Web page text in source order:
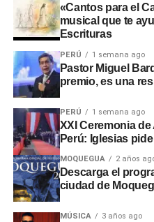
«Cantos para el
musical que te
Escrituras
PERÚ 1 semana ago
Pastor Miguel
premio, es una
PERÚ 1 semana ago
XXI Ceremonia
Perú: Iglesias
MOQUEGUA 2 años
Descarga el
ciudad de
MÚSICA 3 años ago